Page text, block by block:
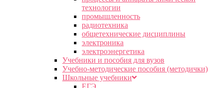
технологии
промышленность
радиотехника
общетехнические дисциплины
электроника
электроэнергетика
Учебники и пособия для вузов
Учебно-методические пособия (методички)
Школьные учебники
ЕГЭ